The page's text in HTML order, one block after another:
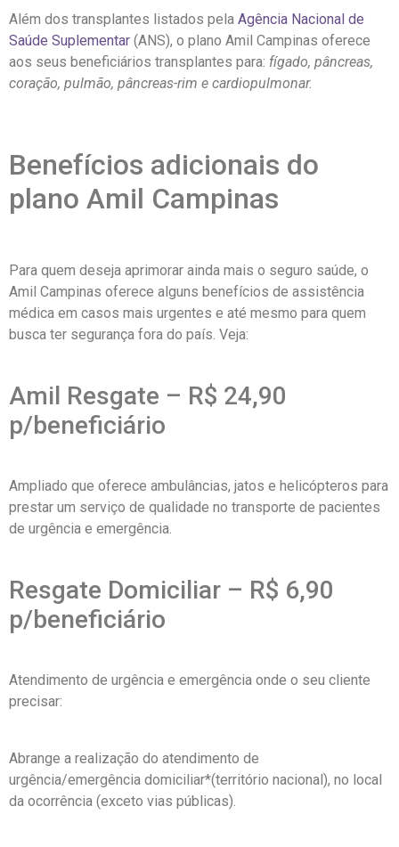
Além dos transplantes listados pela Agência Nacional de
Saúde Suplementar (ANS), o plano Amil Campinas oferece
aos seus beneficiários transplantes para: fígado, pâncreas,
coração, pulmão, pâncreas-rim e cardiopulmonar.
Benefícios adicionais do
plano Amil Campinas
Para quem deseja aprimorar ainda mais o seguro saúde, o
Amil Campinas oferece alguns benefícios de assistência
médica em casos mais urgentes e até mesmo para quem
busca ter segurança fora do país. Veja:
Amil Resgate – R$ 24,90
p/beneficiário
Ampliado que oferece ambulâncias, jatos e helicópteros para
prestar um serviço de qualidade no transporte de pacientes
de urgência e emergência.
Resgate Domiciliar – R$ 6,90
p/beneficiário
Atendimento de urgência e emergência onde o seu cliente
precisar:
Abrange a realização do atendimento de
urgência/emergência domiciliar*(território nacional), no local
da ocorrência (exceto vias públicas).